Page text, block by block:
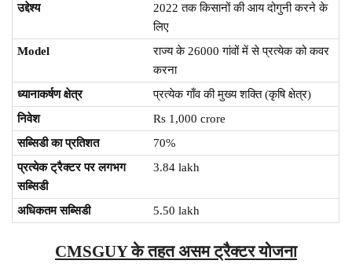
उद्देश्य
2022 तक किसानों की आय दोगुनी करने के
लिए
Model
राज्य के 26000 गांवों में से प्रत्येक को कवर
करना
ध्यानाकर्षण क्षेत्र
प्रत्येक गाँव की मुख्य शक्ति (कृषि क्षेत्र)
निवेश
Rs 1,000 crore
सब्सिडी का प्रतिशत
70%
प्रत्येक ट्रैक्टर पर लगभग
सब्सिडी
3.84 lakh
अधिकतम सब्सिडी 5.50 lakh
CMSGUY के तहत असम ट्रैक्टर योजना